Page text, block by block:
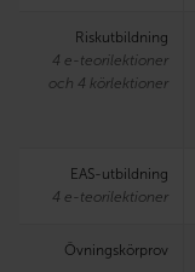
Riskutbildning
4 e-teorilektioner
och 4 körlektioner
EAS-utbildning
4 e-teorilektioner
Övningskörprov